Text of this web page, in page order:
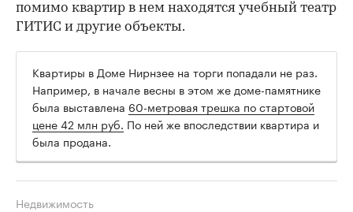
помимо квартир в нем находятся учебный театр
ГИТИС и другие объекты.
Квартиры в Доме Нирнзее на торги попадали не раз.
Например, в начале весны в этом же доме-памятнике
была выставлена 60-метровая трешка по стартовой
цене 42 млн руб. По ней же впоследствии квартира и
была продана.
Недвижимость